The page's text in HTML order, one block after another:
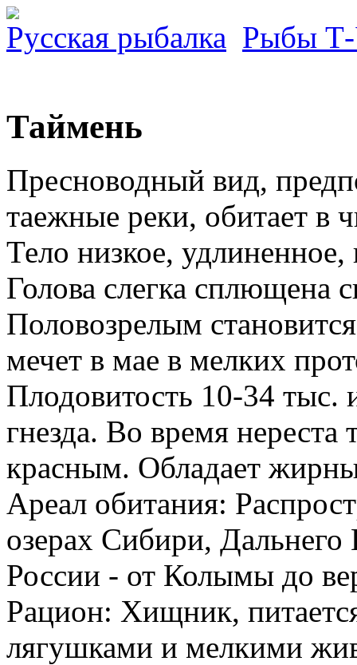
Русская рыбалка Рыбы
Таймень
Пресноводный вид,
таежные реки, обитает в
Тело низкое,
Голова слегка сплющена
Половозрелым
мечет в мае в мелких
Плодовитость 10-34 тыс.
гнезда. Во время нереста
красным. Обладает
Ареал обитания:
озерах Сибири, Дальнего
России - от Колымы до
Рацион: Хищник,
лягушками и мелкими